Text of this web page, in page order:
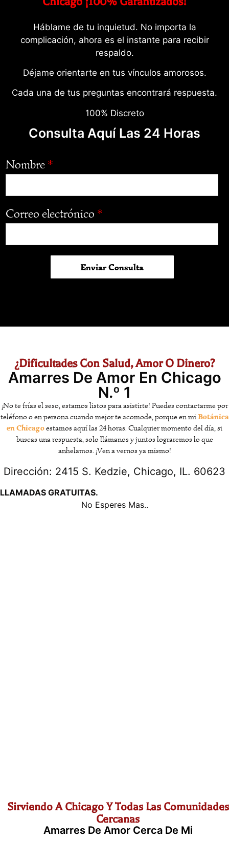
Háblame de tu inquietud. No importa la
complicación, ahora es el instante para recibir
respaldo.
Déjame orientarte en tus vínculos amorosos.
Cada una de tus preguntas encontrará respuesta.
100% Discreto
Consulta Aquí Las 24 Horas
Nombre *
Correo electrónico *
Enviar Consulta
¿Dificultades Con Salud, Amor O Dinero?
Amarres De Amor En Chicago
N.º 1
¡No te frías el seso, estamos listos para asistirte! Puedes contactarme por
teléfono o en persona cuando mejor te acomode, porque en miBotánica
en Chicagoestamos aquí las 24 horas. Cualquier momento del día, si
buscas una respuesta, solo llámanos y juntos lograremos lo que
anhelamos. ¡Ven a vernos ya mismo!
Dirección: 2415 S. Kedzie, Chicago, IL. 60623
LLAMADAS GRATUITAS.
No Esperes Mas..
Sirviendo A Chicago Y Todas Las Comunidades
Cercanas
Amarres De Amor Cerca De Mi